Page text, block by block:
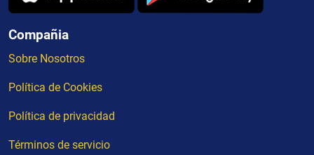
Compañia
Sobre Nosotros
Política de Cookies
Política de privacidad
Términos de servicio